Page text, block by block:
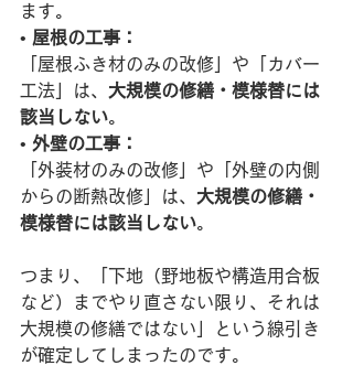
ます。
• 屋根の工事：
「屋根ふき材のみの改修」や「カバー
工法」は、 大規模の修繕・模様替には
該当しない。
• 外壁の工事：
「外装材のみの改修」や「外壁の内側
からの断熱改修」は、 大規模の修繕・
模様替には該当しない。
つまり、「下地（野地板や構造用合板
など）までやり直さない限り、それは
大規模の修繕ではない」という線引き
が確定してしまったのです。